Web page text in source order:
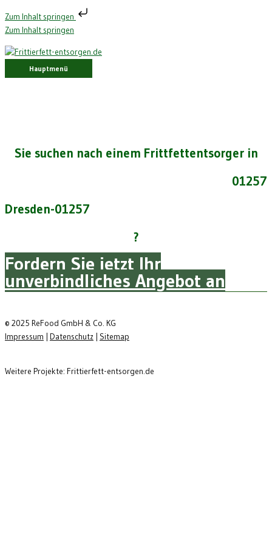
Zum Inhalt springen
Zum Inhalt springen
Hauptmenü
Sie suchen nach einem Frittfettentsorger in
01257
Dresden-01257
?
Fordern Sie jetzt Ihr
unverbindliches Angebot an
© 2025 ReFood GmbH & Co. KG
Impressum
Datenschutz Sitemap
Weitere Projekte: Frittierfett-entsorgen.de